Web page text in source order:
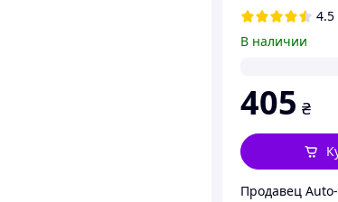
4.5
В наличии
405 ₴
Продавец